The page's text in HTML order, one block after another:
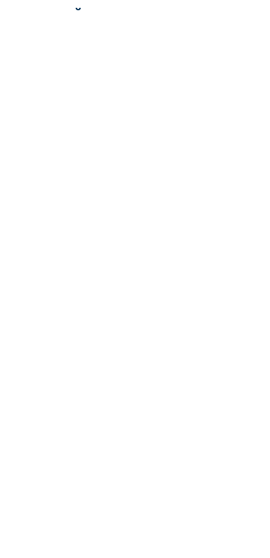
...или войдите используя